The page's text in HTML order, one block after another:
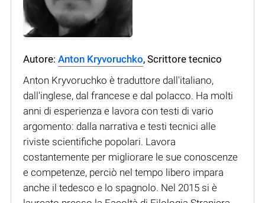
Autore: Anton Kryvoruchko, Scrittore tecnico
Anton Kryvoruchko è traduttore dall'italiano,
dall'inglese, dal francese e dal polacco. Ha molti
anni di esperienza e lavora con testi di vario
argomento: dalla narrativa e testi tecnici alle
riviste scientifiche popolari. Lavora
costantemente per migliorare le sue conoscenze
e competenze, perciò nel tempo libero impara
anche il tedesco e lo spagnolo. Nel 2015 si è